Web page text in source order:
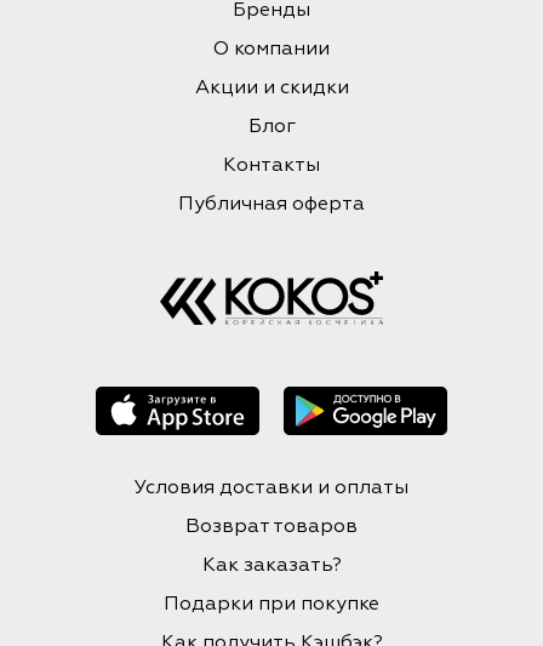
Бренды
О компании
Акции и скидки
Блог
Контакты
Публичная оферта
Условия доставки и оплаты
Возврат товаров
Как заказать?
Подарки при покупке